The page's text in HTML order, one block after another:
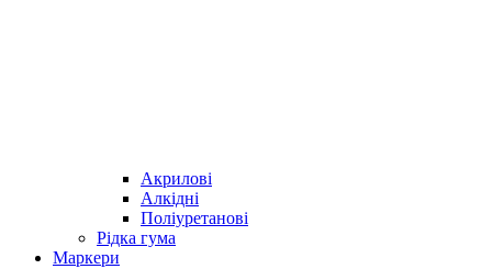
Акрилові
Алкідні
Поліуретанові
Рідка гума
Маркери